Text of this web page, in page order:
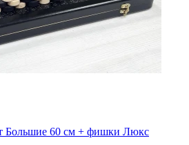
Большие 60 см + фишки Люкс